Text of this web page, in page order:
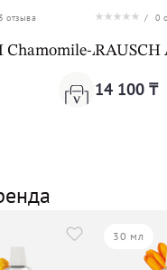
3 отзыва
Chamomile-Amaranth
/ 0
RAUSCH
14 100 ₸
30 мл